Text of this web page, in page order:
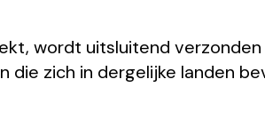
wordt uitsluitend verzonden
zich in dergelijke landen